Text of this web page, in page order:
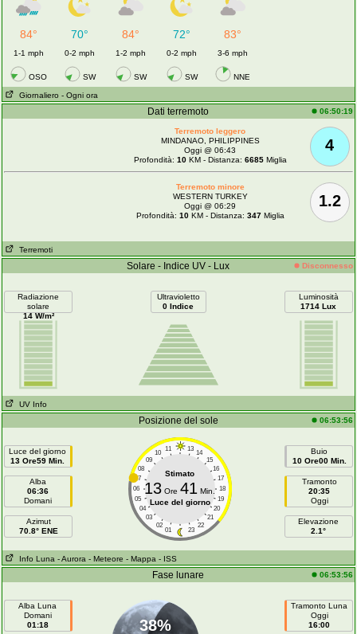
84° 70° 84° 72° 83°
1-1 mph 0-2 mph 1-2 mph 0-2 mph 3-6 mph
OSO SW SW SW NNE
Giornaliero - Ogni ora
Dati terremoto 06:50:19
4
Terremoto leggero
MINDANAO, PHILIPPINES
Oggi @ 06:43
Profondità: 10KM - Distanza: 6685Miglia
1.2
Terremoto minore
WESTERN TURKEY
Oggi @ 06:29
Profondità: 10KM - Distanza: 347Miglia
Terremoti
Solare - Indice UV - Lux Disconnesso
Radiazione
solare
14 W/m²
Ultravioletto
0 Indice
Luminosità
1714 Lux
UV Info
Posizione del sole 06:53:56
Luce del giorno
13 Ore59 Min.
Alba
06:36
Domani
Azimut
70.8° ENE
11 13
10
14
09
15
08
16
07
17
06
18
05
19
04
20
03
21
02
22
01 23
Stimato
13 Ore41 Min.
Luce del giorno
Buio
10 Ore00 Min.
Tramonto
20:35
Oggi
Elevazione
2.1°
Info Luna - Aurora - Meteore - Mappa - ISS
Fase lunare 06:53:56
Alba Luna
Domani
01:18
38%
Tramonto Luna
Oggi
16:00